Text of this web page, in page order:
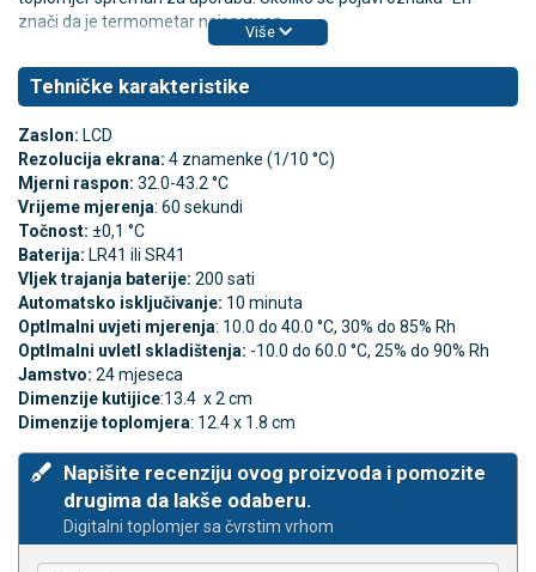
znači da je termometar neispravan.
Više
Tehničke karakteristike
Zaslon: LCD
Rezolucija ekrana: 4 znamenke (1/10 °C)
Mjerni raspon: 32.0-43.2 °C
Vrijeme mjerenja: 60 sekundi
Točnost: ±0,1 °C
Baterija: LR41 ili SR41
Vljek trajanja baterije: 200 sati
Automatsko isključivanje: 10 minuta
Optlmalni uvjeti mjerenja: 10.0 do 40.0 °C, 30% do 85% Rh
Optlmalni uvletl skladištenja: -10.0 do 60.0 °C, 25% do 90% Rh
Jamstvo: 24 mjeseca
Dimenzije kutijice:13.4 x 2 cm
Dimenzije toplomjera: 12.4 x 1.8 cm
Napišite recenziju ovog proizvoda i pomozite
drugima da lakše odaberu.
Digitalni toplomjer sa čvrstim vrhom